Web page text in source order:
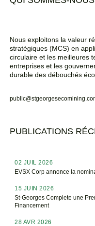
Nous exploitons la valeur
stratégiques (MCS) en
circulaire et les meilleures
entreprises et les
durable des débouchés
PUBLICATIONS
02 JUIL 2026
EVSX Corp annonce la
15 JUIN 2026
St-Georges Complete une
Financement
28 AVR 2026